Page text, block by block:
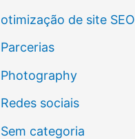
otimização de site SEO
Parcerias
Photography
Redes sociais
Sem categoria